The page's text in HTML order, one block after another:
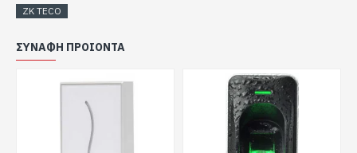
Buzzer
ZK TECO
ΣΥΝΑΦΉ ΠΡΟΙΌΝΤΑ